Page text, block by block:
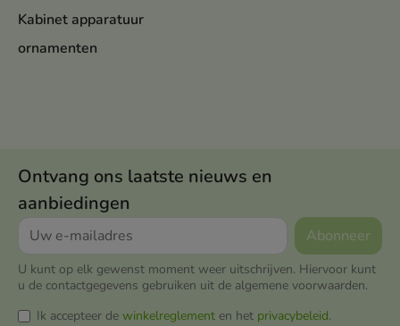
Kabinet apparatuur
ornamenten
Ontvang ons laatste nieuws en
aanbiedingen
U kunt op elk gewenst moment weer uitschrijven. Hiervoor kunt
u de contactgegevens gebruiken uit de algemene voorwaarden.
Ik accepteer de winkelreglement en het privacybeleid.